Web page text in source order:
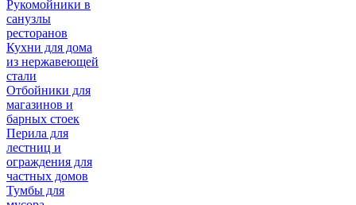
Рукомойники в
санузлы
ресторанов
Кухни для дома
из нержавеющей
стали
Отбойники для
магазинов и
барных стоек
Перила для
лестниц и
ограждения для
частных домов
Тумбы для